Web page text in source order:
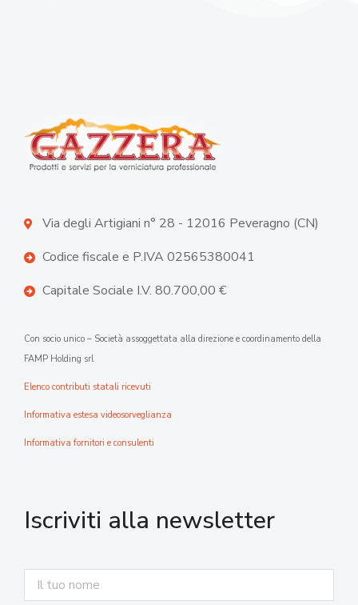
Via degli Artigiani n° 28 - 12016 Peveragno (CN)
Codice fiscale e P.IVA 02565380041
Capitale Sociale I.V. 80.700,00 €
Con socio unico – Società assoggettata alla direzione e coordinamento della
FAMP Holding srl
Elenco contributi statali ricevuti
Informativa estesa videosorveglianza
Informativa fornitori e consulenti
Iscriviti alla newsletter